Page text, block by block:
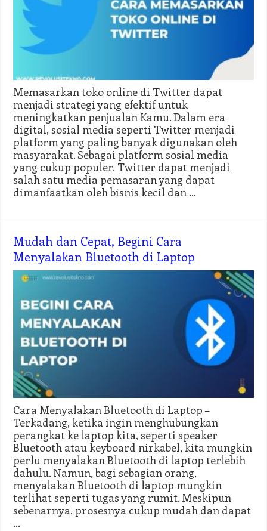
Memasarkan toko online di Twitter dapat
menjadi strategi yang efektif untuk
meningkatkan penjualan Kamu. Dalam era
digital, sosial media seperti Twitter menjadi
platform yang paling banyak digunakan oleh
masyarakat. Sebagai platform sosial media
yang cukup populer, Twitter dapat menjadi
salah satu media pemasaran yang dapat
dimanfaatkan oleh bisnis kecil dan …
Mudah dan Cepat, Begini Cara
Menyalakan Bluetooth di Laptop
Cara Menyalakan Bluetooth di Laptop –
Terkadang, ketika ingin menghubungkan
perangkat ke laptop kita, seperti speaker
Bluetooth atau keyboard nirkabel, kita mungkin
perlu menyalakan Bluetooth di laptop terlebih
dahulu. Namun, bagi sebagian orang,
menyalakan Bluetooth di laptop mungkin
terlihat seperti tugas yang rumit. Meskipun
sebenarnya, prosesnya cukup mudah dan dapat
…